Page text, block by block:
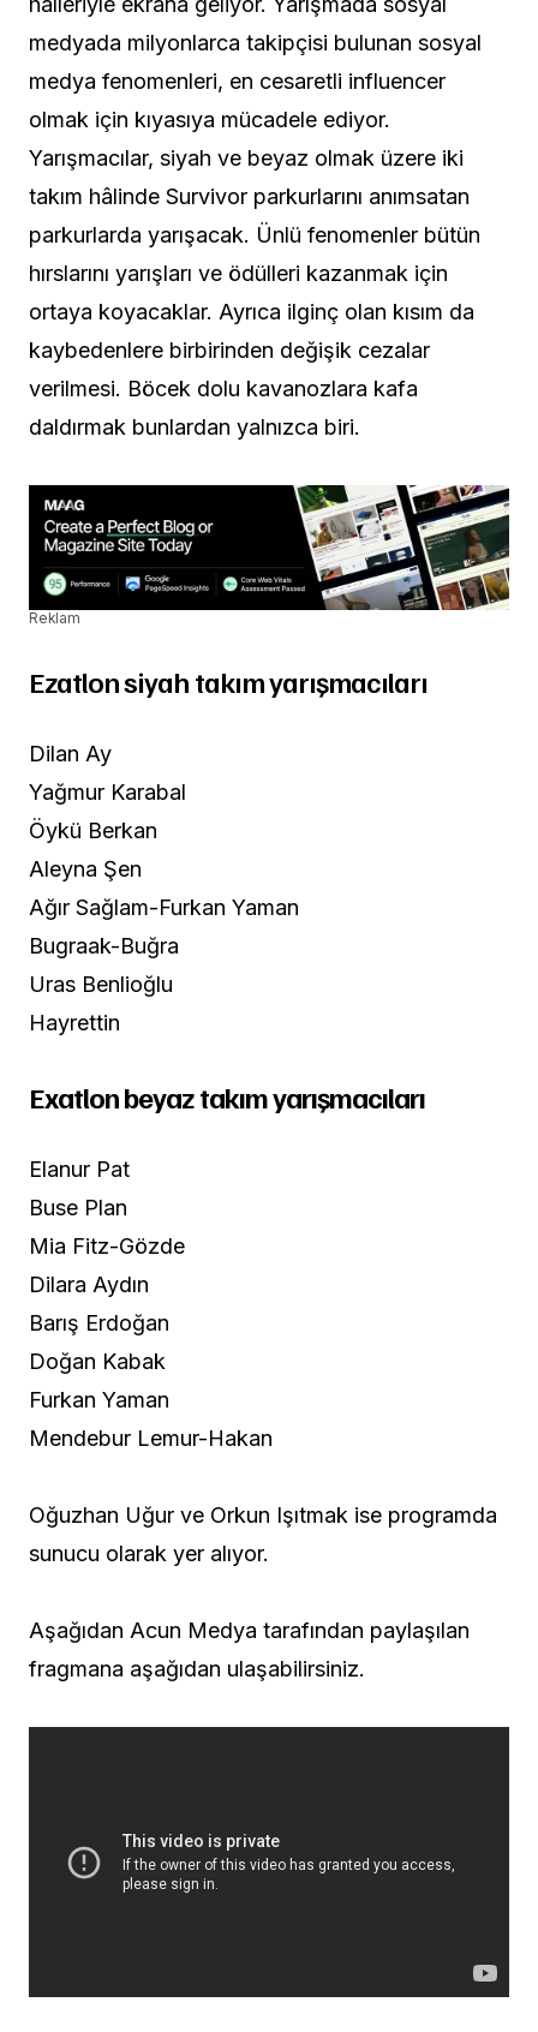
medyada milyonlarca takipçisi bulunan sosyal
medya fenomenleri, en cesaretli influencer
olmak için kıyasıya mücadele ediyor.
Yarışmacılar, siyah ve beyaz olmak üzere iki
takım hâlinde Survivor parkurlarını anımsatan
parkurlarda yarışacak. Ünlü fenomenler bütün
hırslarını yarışları ve ödülleri kazanmak için
ortaya koyacaklar. Ayrıca ilginç olan kısım da
kaybedenlere birbirinden değişik cezalar
verilmesi. Böcek dolu kavanozlara kafa
daldırmak bunlardan yalnızca biri.
Reklam
Ezatlon siyah takım yarışmacıları
Dilan Ay
Yağmur Karabal
Öykü Berkan
Aleyna Şen
Ağır Sağlam-Furkan Yaman
Bugraak-Buğra
Uras Benlioğlu
Hayrettin
Exatlon beyaz takım yarışmacıları
Elanur Pat
Buse Plan
Mia Fitz-Gözde
Dilara Aydın
Barış Erdoğan
Doğan Kabak
Furkan Yaman
Mendebur Lemur-Hakan
Oğuzhan Uğur ve Orkun Işıtmak ise programda
sunucu olarak yer alıyor.
Aşağıdan Acun Medya tarafından paylaşılan
fragmana aşağıdan ulaşabilirsiniz.